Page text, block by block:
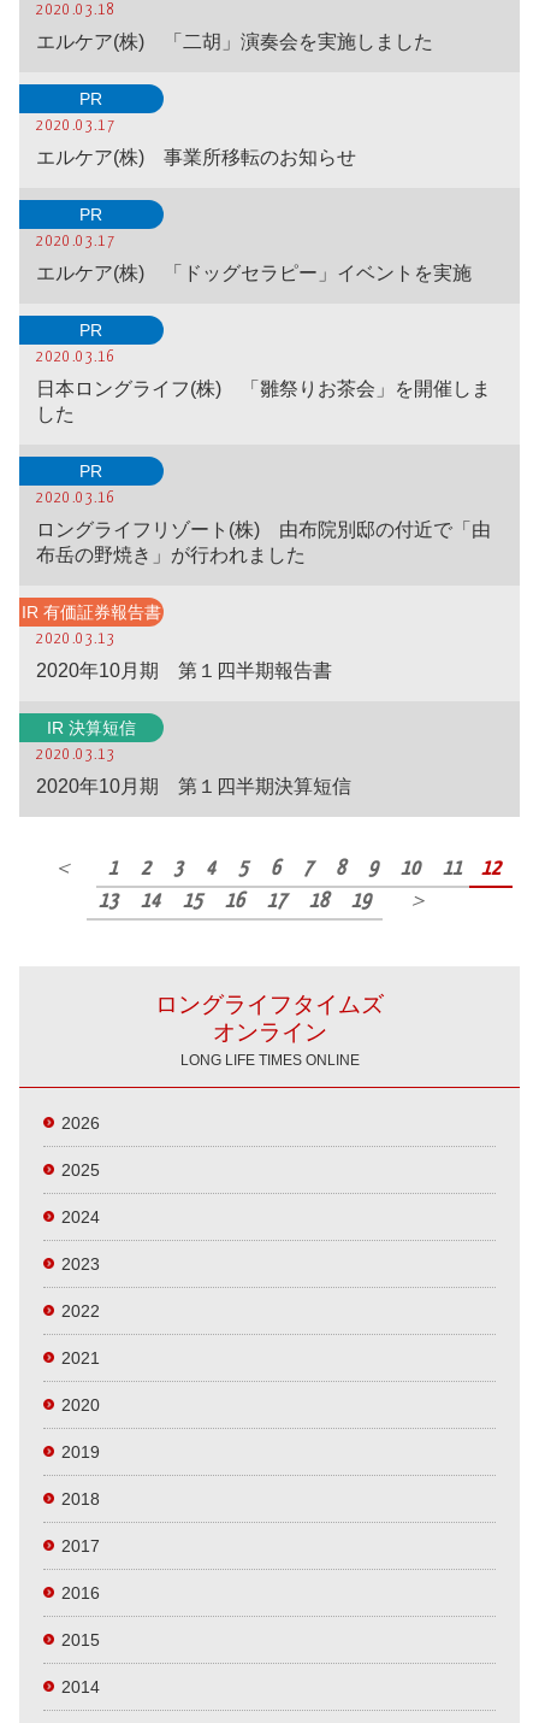
2020.03.18
エルケア(株) 「二胡」演奏会を実施しました
PR
2020.03.17
エルケア(株) 事業所移転のお知らせ
PR
2020.03.17
エルケア(株) 「ドッグセラピー」イベントを実施
PR
2020.03.16
日本ロングライフ(株) 「雛祭りお茶会」を開催しま
した
PR
2020.03.16
ロングライフリゾート(株) 由布院別邸の付近で「由
布岳の野焼き」が行われました
IR 有価証券報告書
2020.03.13
2020年10月期 第１四半期報告書
IR 決算短信
2020.03.13
2020年10月期 第１四半期決算短信
＜ 1 2 3 4 5 6 7 8 9 10 11
12
13
14 15 16 17 18 19 ＞
ロングライフタイムズ
オンライン
LONG LIFE TIMES ONLINE
2026
2025
2024
2023
2022
2021
2020
2019
2018
2017
2016
2015
2014